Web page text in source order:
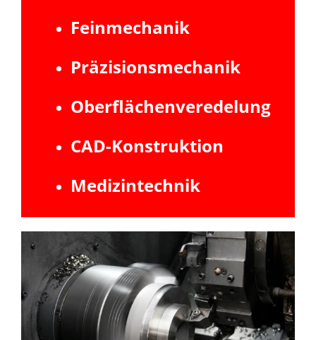
Feinmechanik
Präzisionsmechanik
Oberflächenveredelung
CAD-Konstruktion
Medizintechnik